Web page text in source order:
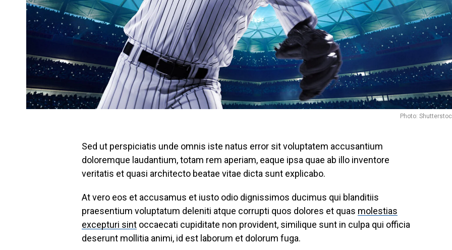
Photo:
Sed ut perspiciatis unde omnis iste natus error sit voluptatem accusantium
doloremque laudantium, totam rem aperiam, eaque ipsa quae ab illo inventore
veritatis et quasi architecto beatae vitae dicta sunt explicabo.
At vero eos et accusamus et iusto odio dignissimos ducimus qui blanditiis
praesentium voluptatum deleniti atque corrupti quos dolores et quas molestias
excepturi sint occaecati cupiditate non provident, similique sunt in culpa qui officia
deserunt mollitia animi, id est laborum et dolorum fuga.